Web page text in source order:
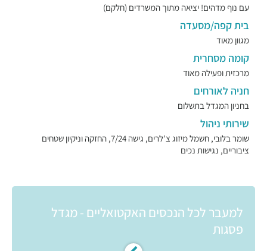
עם נוף מדהים! יציאה מתוך המשרדים (חלקם)
בית קפה/מסעדה
מגוון מאוד
קומה מסחרית
מרכזית ופעילה מאוד
חניה לאורחים
בחניון המגדל בתשלום
שירותי ניהול
שומר בלובי, חשמל מיזוג צ'לרים, גישה 7/24, החזקה וניקיון שטחים
ציבוריים, נגישות נכים
למעבר לכל הנכסים האקטואליים - מגדל
פסגות